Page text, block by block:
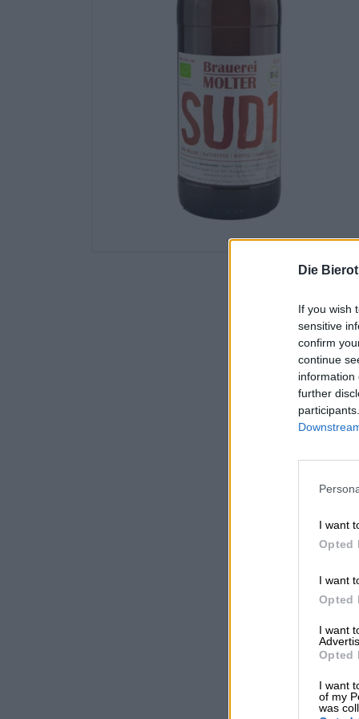
Die
If you wish
sensitive
confirm
continue
information
further
I want
Opted
I want
Opted
I want
Opted
I want
of my
was